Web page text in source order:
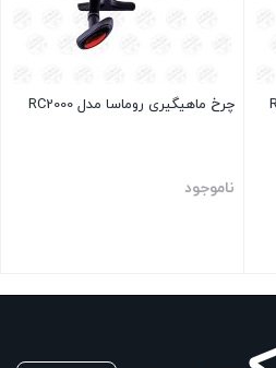
چرخ ماهیگیری روماسا مدل RC2000
ناموجود